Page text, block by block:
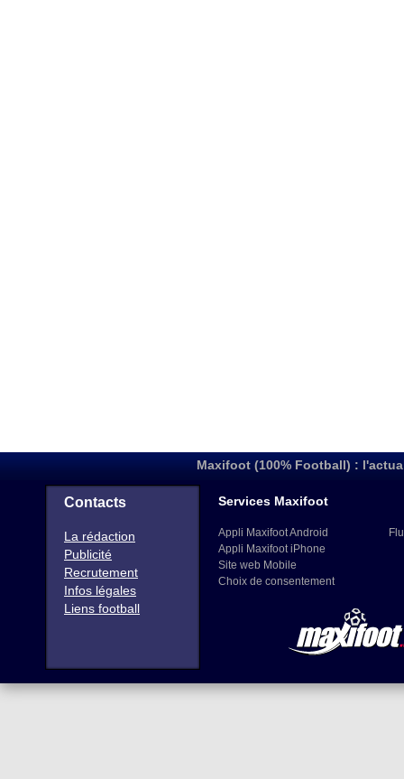
Maxifoot (100% Football) :
Contacts
La rédaction
Publicité
Recrutement
Infos légales
Liens football
Services Maxifoot
Appli Maxifoot Android
Appli Maxifoot iPhone
Site web Mobile
Choix de consentement